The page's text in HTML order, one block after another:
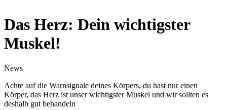
Das Herz: Dein wichtigster
Muskel!
News
Achte auf die Warnsignale deines Körpers, du hast nur einen
Körper, das Herz ist unser wichtigster Muskel und wir sollten es
deshalb gut behandeln